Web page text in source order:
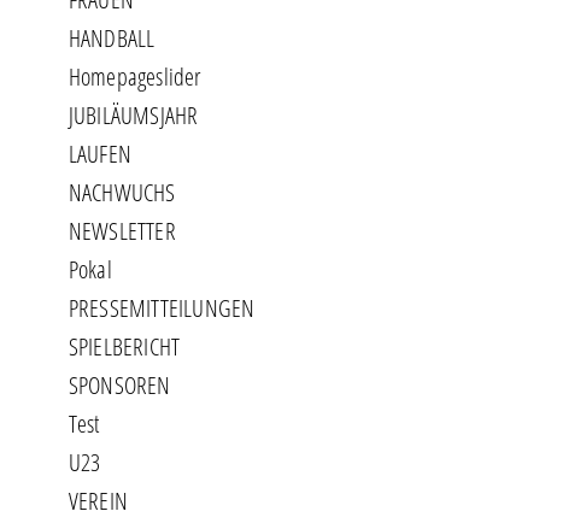
HANDBALL
Homepageslider
JUBILÄUMSJAHR
LAUFEN
NACHWUCHS
NEWSLETTER
Pokal
PRESSEMITTEILUNGEN
SPIELBERICHT
SPONSOREN
Test
U23
VEREIN